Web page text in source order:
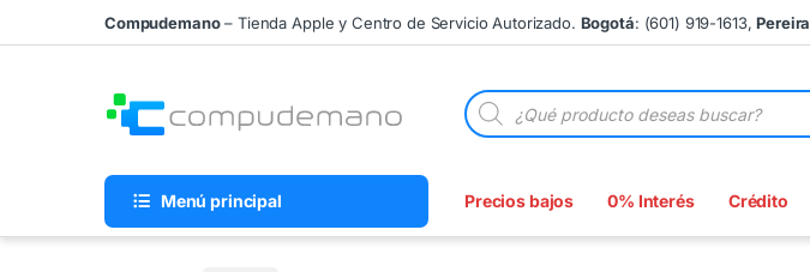
Skip to navigation
Skip to contentCompudemano– Tienda Apple y Centro de Servicio Autorizado. Bogotá: (601) 919-1613,Pereira
Búsqueda de productos
Menú principal Precios bajos 0% Interés Crédito